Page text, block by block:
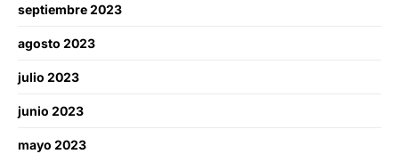
septiembre 2023
agosto 2023
julio 2023
junio 2023
mayo 2023